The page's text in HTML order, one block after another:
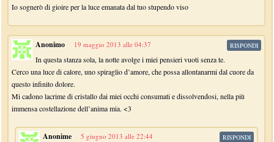
Io sognerò di gioire per la luce emanata dal tuo stupendo viso
Anonimo 19 maggio 2013 alle 04:37
In questa stanza sola, la notte avolge i miei pensieri vuoti senza te.
Cerco una luce di calore, uno spiraglio d’amore, che possa allontanarmi dal cuore da
questo infinito dolore.
Mi cadono lacrime di cristallo dai miei occhi consumati e dissolvendosi, nella più
immensa costellazione dell’anima mia. <3
RISPONDI
Anonime 5 giugno 2013 alle 22:44 RISPONDI